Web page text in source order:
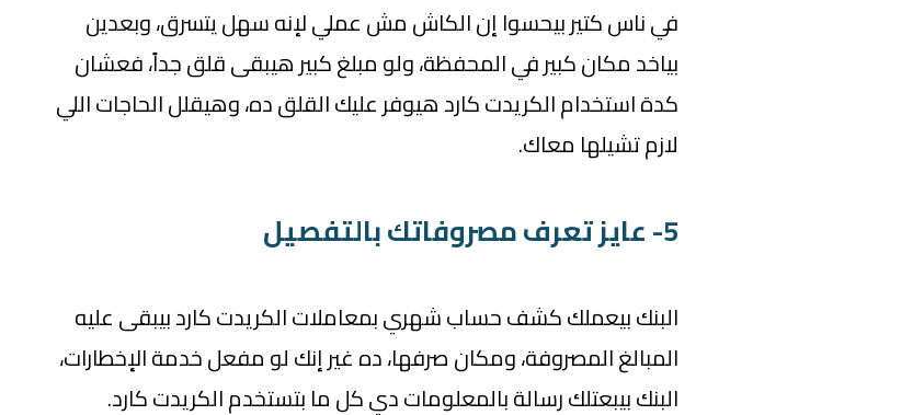
في ناس كتير بيحسوا إن الكاش مش عملي لإنه سهل يتسرق، وبعدين
بياخد مكان كبير في المحفظة، ولو مبلغ كبير هيبقى قلق جداً، فعشان
كدة استخدام الكريدت كارد هيوفر عليك القلق ده، وهيقلل الحاجات اللي
لازم تشيلها معاك.
5- عايز تعرف مصروفاتك بالتفصيل
البنك بيعملك كشف حساب شهري بمعاملات الكريدت كارد بيبقى عليه
المبالغ المصروفة، ومكان صرفها، ده غير إنك لو مفعل خدمة الإخطارات،
البنك بيبعتلك رسالة بالمعلومات دي كل ما بتستخدم الكريدت كارد.